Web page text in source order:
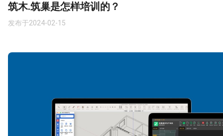
筑木.筑巢是怎样培训的？
发布于2024-02-15